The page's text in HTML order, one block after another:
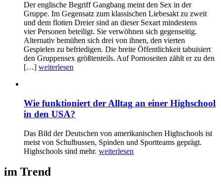
Der englische Begriff Gangbang meint den Sex in der
Gruppe. Im Gegensatz zum klassischen Liebesakt zu zweit
und dem flotten Dreier sind an dieser Sexart mindestens
vier Personen beteiligt. Sie verwöhnen sich gegenseitig.
Alternativ bemühen sich drei von ihnen, den vierten
Gespielen zu befriedigen. Die breite Öffentlichkeit tabuisiert
den Gruppensex größtenteils. Auf Pornoseiten zählt er zu den
[…] weiterlesen
Wie funktioniert der Alltag an einer Highschool
in den USA?
Das Bild der Deutschen von amerikanischen Highschools ist
meist von Schulbussen, Spinden und Sportteams geprägt.
Highschools sind mehr. weiterlesen
im Trend